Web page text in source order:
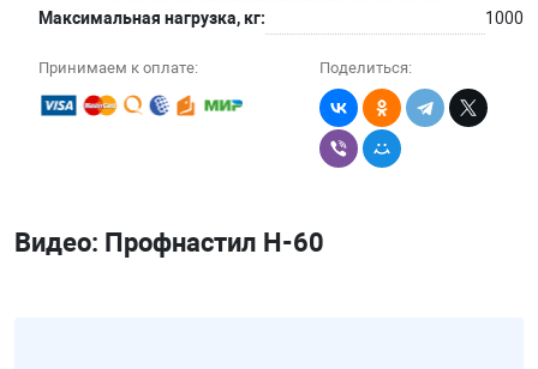
Максимальная нагрузка, кг:
1000
Принимаем к оплате: Поделиться:
Видео: Профнастил Н-60